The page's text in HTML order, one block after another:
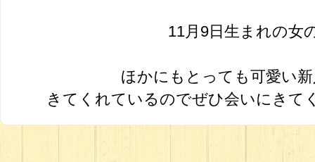
11月9日生まれの女
ほかにもとっても可愛い
きてくれているのでぜひ会いにきて